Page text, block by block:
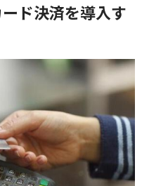
ド決済を導入す